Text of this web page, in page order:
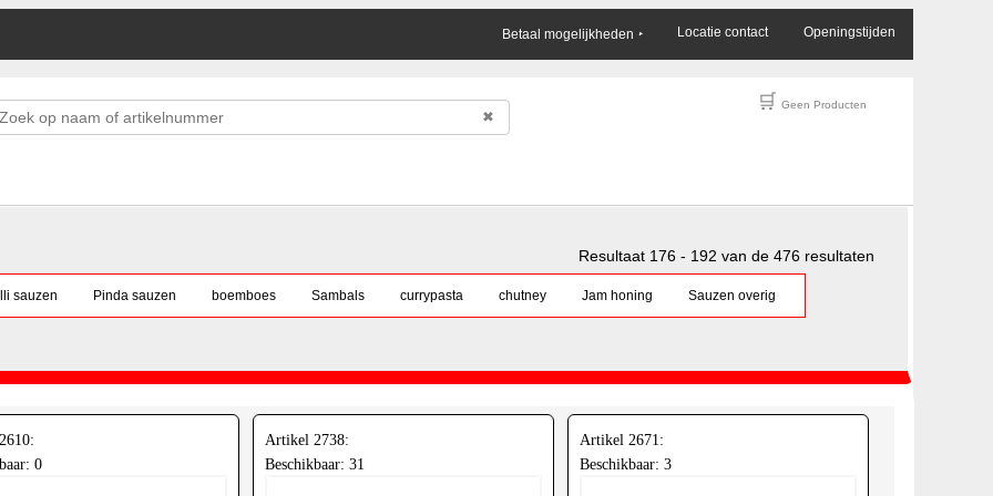
× Openingstijden
Locatie contact
Betaal mogelijkheden ‣
✖
🛒 Geen Producten
sauzen Pinda sauzen boemboes Sambals currypasta chutney Jam honing Sauzen overig
Resultaat 176 - 192 van de 476 resultaten
0
Artikel 2738:
Beschikbaar: 31
Artikel 2671:
Beschikbaar: 3